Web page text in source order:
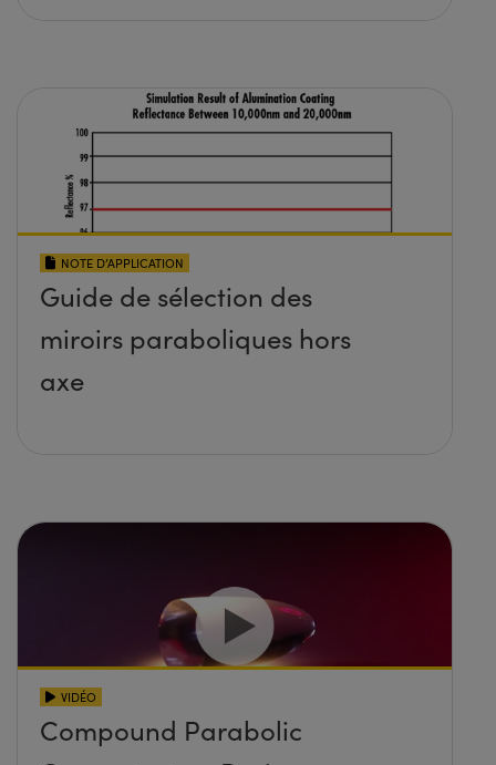
NOTE D’APPLICATION
Guide de sélection des
miroirs paraboliques hors
axe
VIDÉO
Compound Parabolic